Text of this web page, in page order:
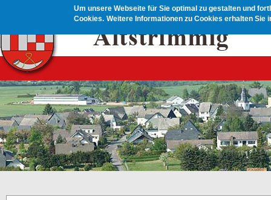
Um unsere Webseite für Sie optimal zu gestalten und
Cookies. Weitere Informationen zu Cookies erhalten Sie